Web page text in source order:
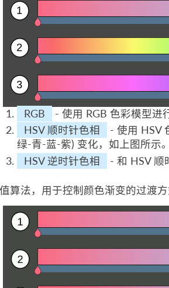
RGB
- 使用 RGB 色彩模型进
HSV 顺时针色相
- 使用 HSV
绿-青-蓝-紫) 变化，如上图所示。
HSV 逆时针色相
- 和 HSV 顺
算法，用于控制颜色渐变的过渡方